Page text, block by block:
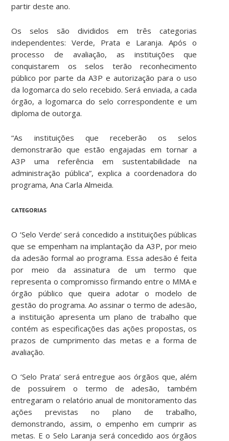
partir deste ano.
Os selos são divididos em três categorias
independentes: Verde, Prata e Laranja. Após o
processo de avaliação, as instituições que
conquistarem os selos terão reconhecimento
público por parte da A3P e autorização para o uso
da logomarca do selo recebido. Será enviada, a cada
órgão, a logomarca do selo correspondente e um
diploma de outorga.
“As instituições que receberão os selos
demonstrarão que estão engajadas em tornar a
A3P uma referência em sustentabilidade na
administração pública”, explica a coordenadora do
programa, Ana Carla Almeida.
CATEGORIAS
O ‘Selo Verde’ será concedido a instituições públicas
que se empenham na implantação da A3P, por meio
da adesão formal ao programa. Essa adesão é feita
por meio da assinatura de um termo que
representa o compromisso firmando entre o MMA e
órgão público que queira adotar o modelo de
gestão do programa. Ao assinar o termo de adesão,
a instituição apresenta um plano de trabalho que
contém as especificações das ações propostas, os
prazos de cumprimento das metas e a forma de
avaliação.
O ‘Selo Prata’ será entregue aos órgãos que, além
de possuírem o termo de adesão, também
entregaram o relatório anual de monitoramento das
ações previstas no plano de trabalho,
demonstrando, assim, o empenho em cumprir as
metas. E o Selo Laranja será concedido aos órgãos